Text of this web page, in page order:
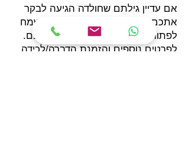
אם עדיין גילתם שחולדה הגיעה לבקר
אתכם אנו בטרמינקסט הדברות נשמח
לפתור את הבעיה, אנו כאן לשרותכם.
לפרטים נוספים והזמנת הדברה/לכידה.